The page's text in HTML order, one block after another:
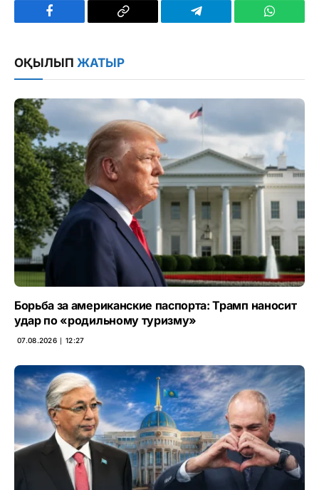
Facebook
Copy
Telegram
ОҚЫЛЫП ЖАТЫР
Борьба за американские паспорта: Трамп наносит
удар по «родильному туризму»
07.08.2026 ∣ 12:27